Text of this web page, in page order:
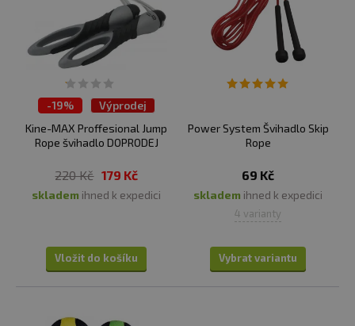
-19%
Výprodej
Kine-MAX Proffesional Jump
Rope švihadlo DOPRODEJ
220 Kč 179 Kč
skladem ihned k expedici
Vložit do košíku
Power System Švihadlo Skip
Rope
69 Kč
skladem ihned k expedici
4 varianty
Vybrat variantu